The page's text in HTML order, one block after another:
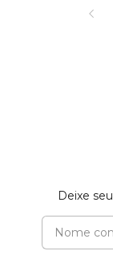
Deixe